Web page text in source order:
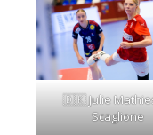
🇩🇰 Julie
Scaglione